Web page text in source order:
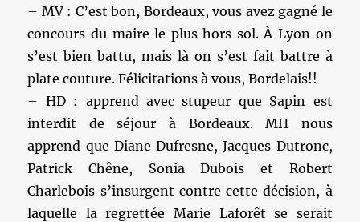
– MV : C’est bon, Bordeaux, vous avez gagné le
concours du maire le plus hors sol. À Lyon on
s’est bien battu, mais là on s’est fait battre à
plate couture. Félicitations à vous, Bordelais!!
– HD : apprend avec stupeur que Sapin est
interdit de séjour à Bordeaux. MH nous
apprend que Diane Dufresne, Jacques Dutronc,
Patrick Chêne, Sonia Dubois et Robert
Charlebois s’insurgent contre cette décision, à
laquelle la regrettée Marie Laforêt se serait